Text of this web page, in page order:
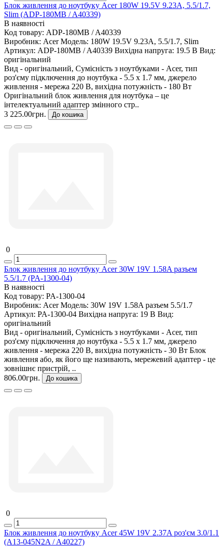
Блок живлення до ноутбуку Acer 180W 19.5V 9.23A, 5.5/1.7,
Slim (ADP-180MB / A40339)
В наявності
Код товару: ADP-180MB / A40339
Виробник: Acer Модель: 180W 19.5V 9.23A, 5.5/1.7, Slim
Артикул: ADP-180MB / A40339 Вихідна напруга: 19.5 В Вид:
оригінальний
Вид - оригінальний, Сумісність з ноутбуками - Acer, тип
роз'єму підключення до ноутбука - 5.5 x 1.7 мм, джерело
живлення - мережа 220 В, вихідна потужність - 180 Вт
Оригінальний блок живлення для ноутбука – це
інтелектуальний адаптер змінного стр..
3 225.00грн.
До кошика
0
Блок живлення до ноутбуку Acer 30W 19V 1.58A разъем
5.5/1.7 (PA-1300-04)
В наявності
Код товару: PA-1300-04
Виробник: Acer Модель: 30W 19V 1.58A разъем 5.5/1.7
Артикул: PA-1300-04 Вихідна напруга: 19 В Вид:
оригінальний
Вид - оригінальний, Сумісність з ноутбуками - Acer, тип
роз'єму підключення до ноутбука - 5.5 x 1.7 мм, джерело
живлення - мережа 220 В, вихідна потужність - 30 Вт Блок
живлення або, як його ще називають, мережевий адаптер - це
зовнішнє пристрій, ..
806.00грн.
До кошика
0
Блок живлення до ноутбуку Acer 45W 19V 2.37A роз'єм 3.0/1.1
(A13-045N2A / A40227)